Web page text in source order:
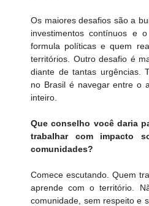
Os maiores desafios são a
investimentos contínuos e
formula políticas e quem
territórios. Outro desafio é
diante de tantas urgências.
no Brasil é navegar entre o
inteiro.
Que conselho você daria
trabalhar com impacto
comunidades?
Comece escutando. Quem
aprende com o território.
comunidade, sem respeito e